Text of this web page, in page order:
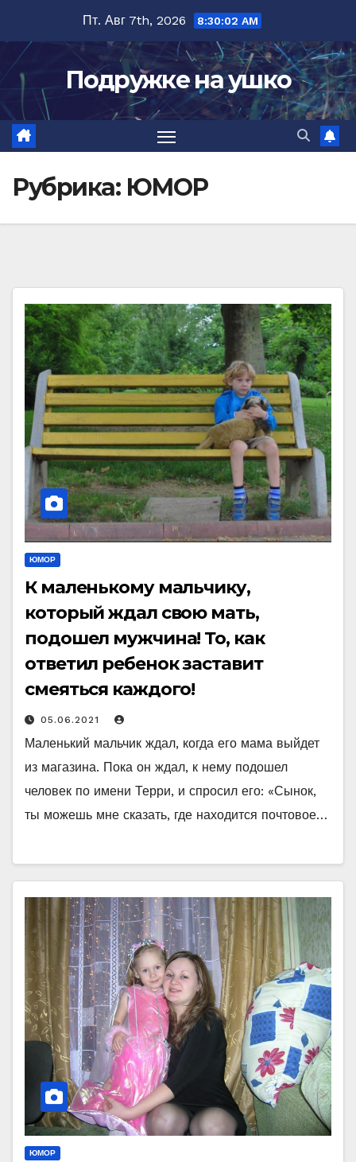
содержимому
Пт. Авг 7th, 2026 8:30:05 AM
Подружке на ушко
Рубрика: ЮМОР
ЮМОР
К маленькому мальчику,
который ждал свою мать,
подошел мужчина! То, как
ответил ребенок заставит
смеяться каждого!
05.06.2021
Маленький мальчик ждал, когда его мама выйдет
из магазина. Пока он ждал, к нему подошел
человек по имени Терри, и спросил его: «Сынок,
ты можешь мне сказать, где находится почтовое…
ЮМОР